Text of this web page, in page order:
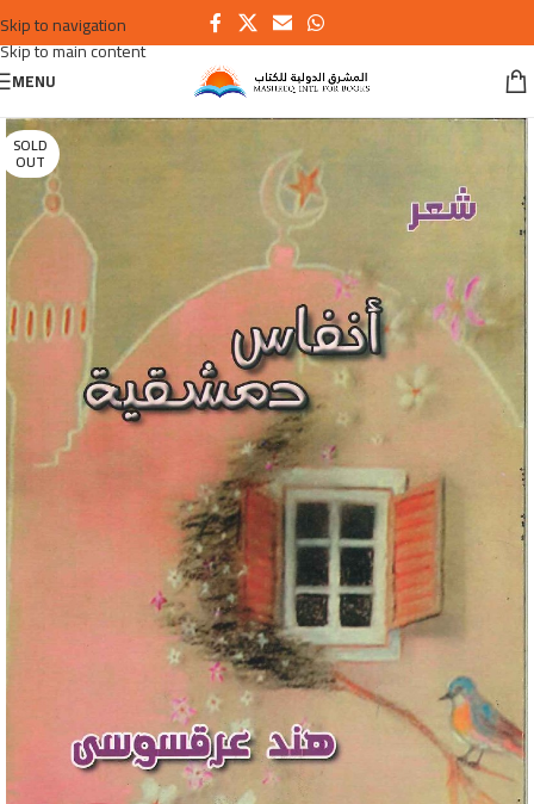
Skip to navigation
Skip to main content
MENU
SOLD
OUT